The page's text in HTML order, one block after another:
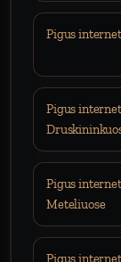
Pigus
Pigus
Pigus
Meteliuose
Pigus